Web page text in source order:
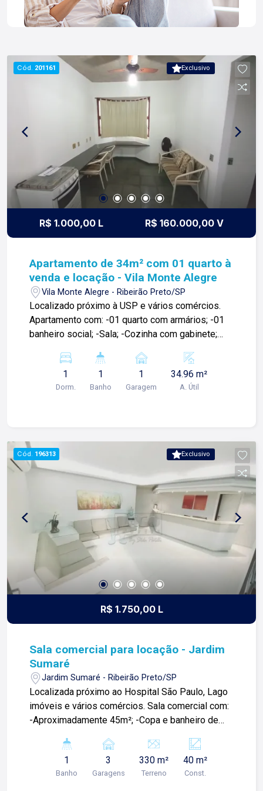
Exclusivo
Cód. 201161
R$ 1.000,00 L R$ 160.000,00 V
Apartamento de 34m² com 01 quarto à
venda e locação - Vila Monte Alegre
Vila Monte Alegre - Ribeirão Preto/SP
Localizado próximo à USP e vários comércios.
Apartamento com: -01 quarto com armários; -01
banheiro social; -Sala; -Cozinha com gabinete;
mais informações e agendar visita, entre em
esta é a nossa missão, nosso propósito e o
imobiliária que equilibra a tradicionalidade com o
arrojo e a força comercial da atualidade. A Lago é
sua principal imobiliária em Ribeirão Preto!
1
Dorm.
1
Banho
1
Garagem
34.96 m²
A. Útil
Exclusivo
Cód. 196313
R$ 1.750,00 L
Sala comercial para locação - Jardim
Sumaré
Jardim Sumaré - Ribeirão Preto/SP
Localizada próximo ao Hospital São Paulo, Lago
imóveis e vários comércios. Sala comercial com:
-Aproximadamente 45m²; -Copa e banheiro de
mais informações e agendar visita, entre em
missão, nosso propósito e o verdadeiro sentido
1
Banho
3
Garagens
330 m²
Terreno
40 m²
Const.